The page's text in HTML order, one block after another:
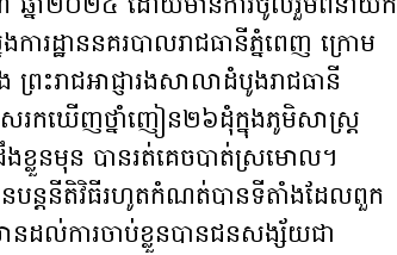
ា ឆ្នាំ២០២៤ ដោយមានការចូលរួមពីនាយក
រដ្ឋាននគរបាលរាជធានីភ្នំពេញ ក្រោម
រាជអាជ្ញារងសាលាដំបូងរាជធានី
ើសរកឃើញថ្នាំញៀន២៦ដុំក្នុងភូមិសាស្ត្រ
លួនមុន បានរត់គេចបាត់ស្រមោល។
បន្តនីតិវិធីរហូតកំណត់បានទីតាំងដែលពួក
ានដល់ការចាប់ខ្លួនបានជនសង្ស័យជា